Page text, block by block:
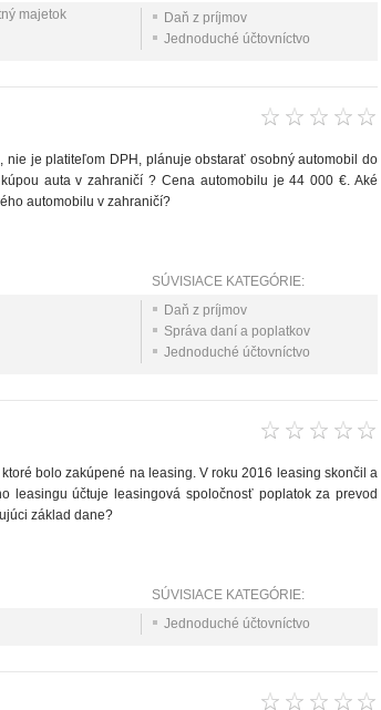
majetok
Daň z príjmov
Jednoduché účtovníctvo
nie je platiteľom DPH, plánuje obstarať osobný automobil do
auta v zahraničí ? Cena automobilu je 44 000 €. Aké
automobilu v zahraničí?
SÚVISIACE KATEGÓRIE:
Daň z príjmov
Správa daní a poplatkov
Jednoduché účtovníctvo
bolo zakúpené na leasing. V roku 2016 leasing skončil a
leasingu účtuje leasingová spoločnosť poplatok za prevod
základ dane?
SÚVISIACE KATEGÓRIE:
Jednoduché účtovníctvo